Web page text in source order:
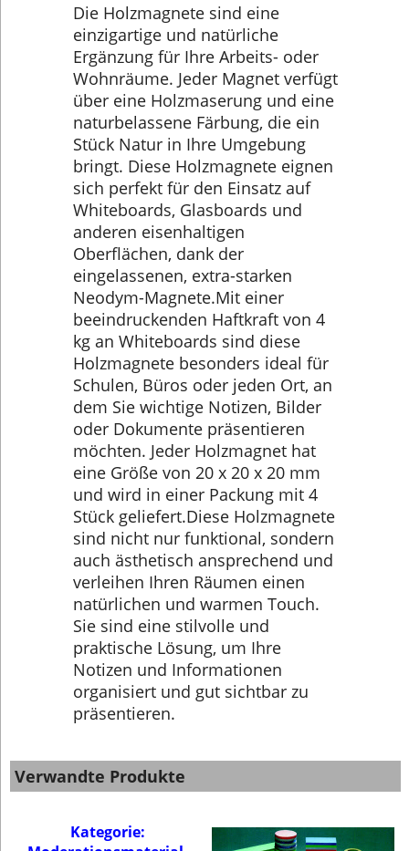
Die Holzmagnete sind eine
einzigartige und natürliche
Ergänzung für Ihre Arbeits- oder
Wohnräume. Jeder Magnet verfügt
über eine Holzmaserung und eine
naturbelassene Färbung, die ein
Stück Natur in Ihre Umgebung
bringt. Diese Holzmagnete eignen
sich perfekt für den Einsatz auf
Whiteboards, Glasboards und
anderen eisenhaltigen
Oberflächen, dank der
eingelassenen, extra-starken
Neodym-Magnete.Mit einer
beeindruckenden Haftkraft von 4
kg an Whiteboards sind diese
Holzmagnete besonders ideal für
Schulen, Büros oder jeden Ort, an
dem Sie wichtige Notizen, Bilder
oder Dokumente präsentieren
möchten. Jeder Holzmagnet hat
eine Größe von 20 x 20 x 20 mm
und wird in einer Packung mit 4
Stück geliefert.Diese Holzmagnete
sind nicht nur funktional, sondern
auch ästhetisch ansprechend und
verleihen Ihren Räumen einen
natürlichen und warmen Touch.
Sie sind eine stilvolle und
praktische Lösung, um Ihre
Notizen und Informationen
organisiert und gut sichtbar zu
präsentieren.
Verwandte Produkte
Kategorie: